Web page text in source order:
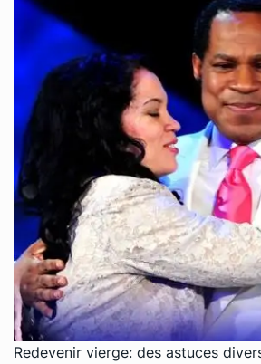
Redevenir vierge: des astuces